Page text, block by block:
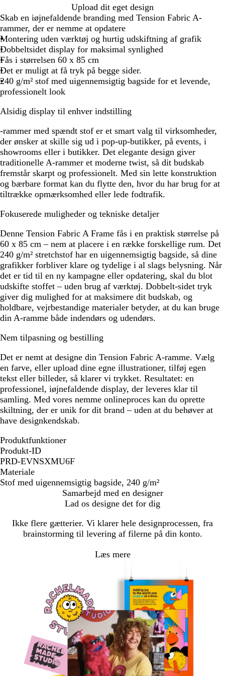
Upload dit eget design
Skab en iøjnefaldende branding med Tension Fabric A-
rammer, der er nemme at opdatere
Montering uden værktøj og hurtig udskiftning af grafik
Dobbeltsidet display for maksimal synlighed
Fås i størrelsen 60 x 85 cm
Det er muligt at få tryk på begge sider.
240 g/m² stof med uigennemsigtig bagside for et levende,
professionelt look
Alsidig display til enhver indstilling
-rammer med spændt stof er et smart valg til virksomheder,
der ønsker at skille sig ud i pop-up-butikker, på events, i
showrooms eller i butikker. Det elegante design giver
traditionelle A-rammer et moderne twist, så dit budskab
fremstår skarpt og professionelt. Med sin lette konstruktion
og bærbare format kan du flytte den, hvor du har brug for at
tiltrække opmærksomhed eller lede fodtrafik.
Fokuserede muligheder og tekniske detaljer
Denne Tension Fabric A Frame fås i en praktisk størrelse på
60 x 85 cm – nem at placere i en række forskellige rum. Det
240 g/m² stretchstof har en uigennemsigtig bagside, så dine
grafikker forbliver klare og tydelige i al slags belysning. Når
det er tid til en ny kampagne eller opdatering, skal du blot
udskifte stoffet – uden brug af værktøj. Dobbelt-sidet tryk
giver dig mulighed for at maksimere dit budskab, og
holdbare, vejrbestandige materialer betyder, at du kan bruge
din A-ramme både indendørs og udendørs.
Nem tilpasning og bestilling
Det er nemt at designe din Tension Fabric A-ramme. Vælg
en farve, eller upload dine egne illustrationer, tilføj egen
tekst eller billeder, så klarer vi trykket. Resultatet: en
professionel, iøjnefaldende display, der leveres klar til
samling. Med vores nemme onlineproces kan du oprette
skiltning, der er unik for dit brand – uden at du behøver at
have designkendskab.
Produktfunktioner
Produkt-ID
PRD-EVNSXMU6F
Materiale
Stof med uigennemsigtig bagside, 240 g/m²
Samarbejd med en designer
Lad os designe det for dig
Ikke flere gætterier. Vi klarer hele designprocessen, fra
brainstorming til levering af filerne på din konto.
Læs mere